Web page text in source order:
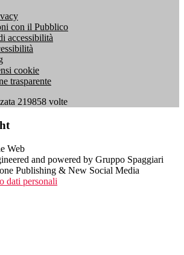
con il Pubblico
accessibilità
cookie
trasparente
219858 volte
and powered by Gruppo Spaggiari
Publishing & New Social Media
dati personali